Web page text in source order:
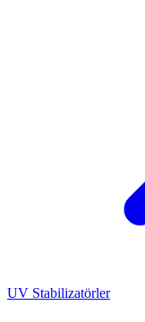
UV Stabilizatörler